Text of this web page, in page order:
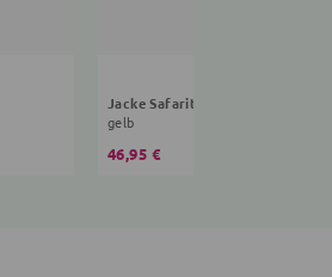
Jacke Safaritiere
gelb
46,95 €